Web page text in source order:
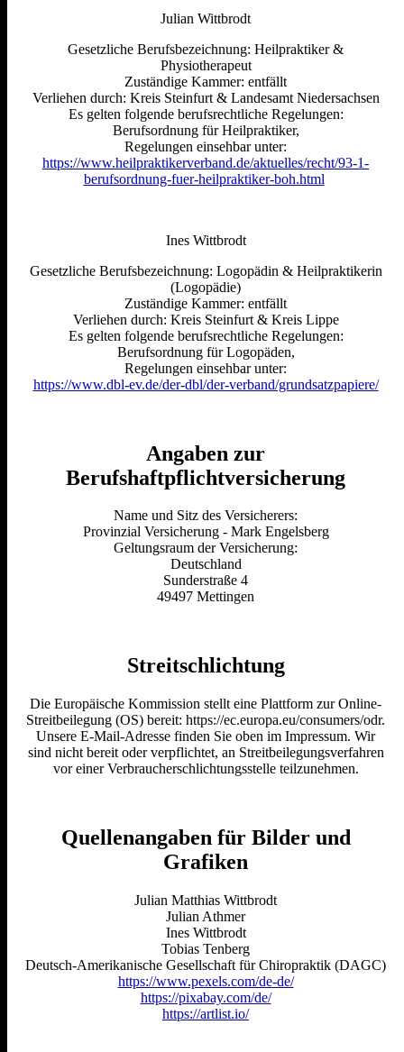
Julian Wittbrodt
Gesetzliche Berufsbezeichnung: Heilpraktiker &
Physiotherapeut
Zuständige Kammer: entfällt
Verliehen durch: Kreis Steinfurt & Landesamt Niedersachsen
Es gelten folgende berufsrechtliche Regelungen:
Berufsordnung für Heilpraktiker,
Regelungen einsehbar unter:
https://www.heilpraktikerverband.de/aktuelles/recht/93-1-
berufsordnung-fuer-heilpraktiker-boh.html
Ines Wittbrodt
Gesetzliche Berufsbezeichnung: Logopädin & Heilpraktikerin
(Logopädie)
Zuständige Kammer: entfällt
Verliehen durch: Kreis Steinfurt & Kreis Lippe
Es gelten folgende berufsrechtliche Regelungen:
Berufsordnung für Logopäden,
Regelungen einsehbar unter:
https://www.dbl-ev.de/der-dbl/der-verband/grundsatzpapiere/
Angaben zur
Berufshaftpflichtversicherung
Name und Sitz des Versicherers:
Provinzial Versicherung - Mark Engelsberg
Geltungsraum der Versicherung:
Deutschland
Sunderstraße 4
49497 Mettingen
Streitschlichtung
Die Europäische Kommission stellt eine Plattform zur Online-
Streitbeilegung (OS) bereit: https://ec.europa.eu/consumers/odr.
Unsere E-Mail-Adresse finden Sie oben im Impressum. Wir
sind nicht bereit oder verpflichtet, an Streitbeilegungsverfahren
vor einer Verbraucherschlichtungsstelle teilzunehmen.
Quellenangaben für Bilder und
Grafiken
Julian Matthias Wittbrodt
Julian Athmer
Ines Wittbrodt
Tobias Tenberg
Deutsch-Amerikanische Gesellschaft für Chiropraktik (DAGC)
https://www.pexels.com/de-de/
https://pixabay.com/de/
https://artlist.io/